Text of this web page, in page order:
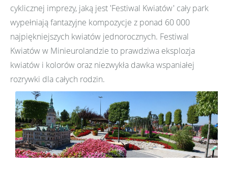
cyklicznej imprezy, jaką jest 'Festiwal Kwiatów' cały park
wypełniają fantazyjne kompozycje z ponad 60 000
najpiękniejszych kwiatów jednorocznych. Festiwal
Kwiatów w Minieurolandzie to prawdziwa eksplozja
kwiatów i kolorów oraz niezwykła dawka wspaniałej
rozrywki dla całych rodzin.